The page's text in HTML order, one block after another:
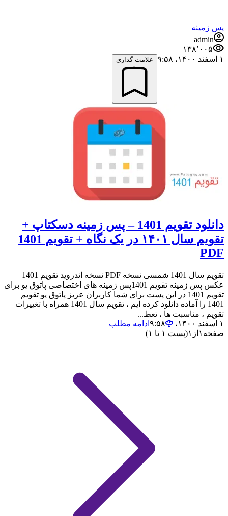
پس زمینه
admin
۱۳۸٬۰۰۵
۱ اسفند ۱۴۰۰،‏ ۹:۵۸
علامت گذاری
دانلود تقویم 1401 – پس زمینه دسکتاپ +
تقویم سال ۱۴۰۱ در یک نگاه + تقویم 1401
PDF
تقویم سال 1401 شمسی نسخه PDF نسخه اندروید تقویم 1401
عکس پس زمینه تقویم 1401پس زمینه های اختصاصی پاتوق یو برای
تقویم 1401 در این پست برای شما کاربران عزیز پاتوق یو تقویم
1401 را آماده دانلود کرده ایم ، تقویم سال 1401 همراه با تغییرات
تقویم ، مناسبت ها ، تعط...
۱ اسفند ۱۴۰۰،‏ ۹:۵۸
ادامه مطلب
صفحه ۱ از ۱(پست ۱ تا ۱)